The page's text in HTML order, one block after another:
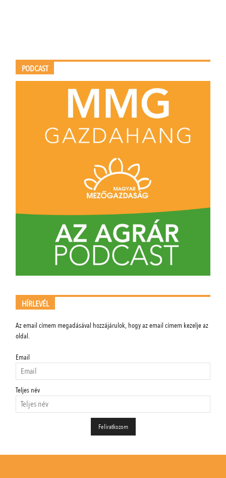
PODCAST
HÍRLEVÉL
Az email címem megadásával hozzájárulok, hogy az email címem kezelje az
oldal.
Email
Teljes név